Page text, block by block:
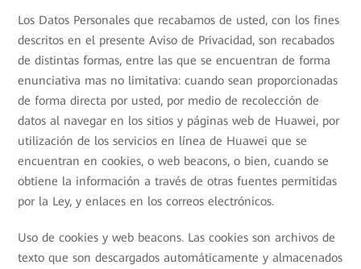
Los Datos Personales que recabamos de usted, con los fines
descritos en el presente Aviso de Privacidad, son recabados
de distintas formas, entre las que se encuentran de forma
enunciativa mas no limitativa: cuando sean proporcionadas
de forma directa por usted, por medio de recolección de
datos al navegar en los sitios y páginas web de Huawei, por
utilización de los servicios en línea de Huawei que se
encuentran en cookies, o web beacons, o bien, cuando se
obtiene la información a través de otras fuentes permitidas
por la Ley, y enlaces en los correos electrónicos.
Uso de cookies y web beacons. Las cookies son archivos de
texto que son descargados automáticamente y almacenados